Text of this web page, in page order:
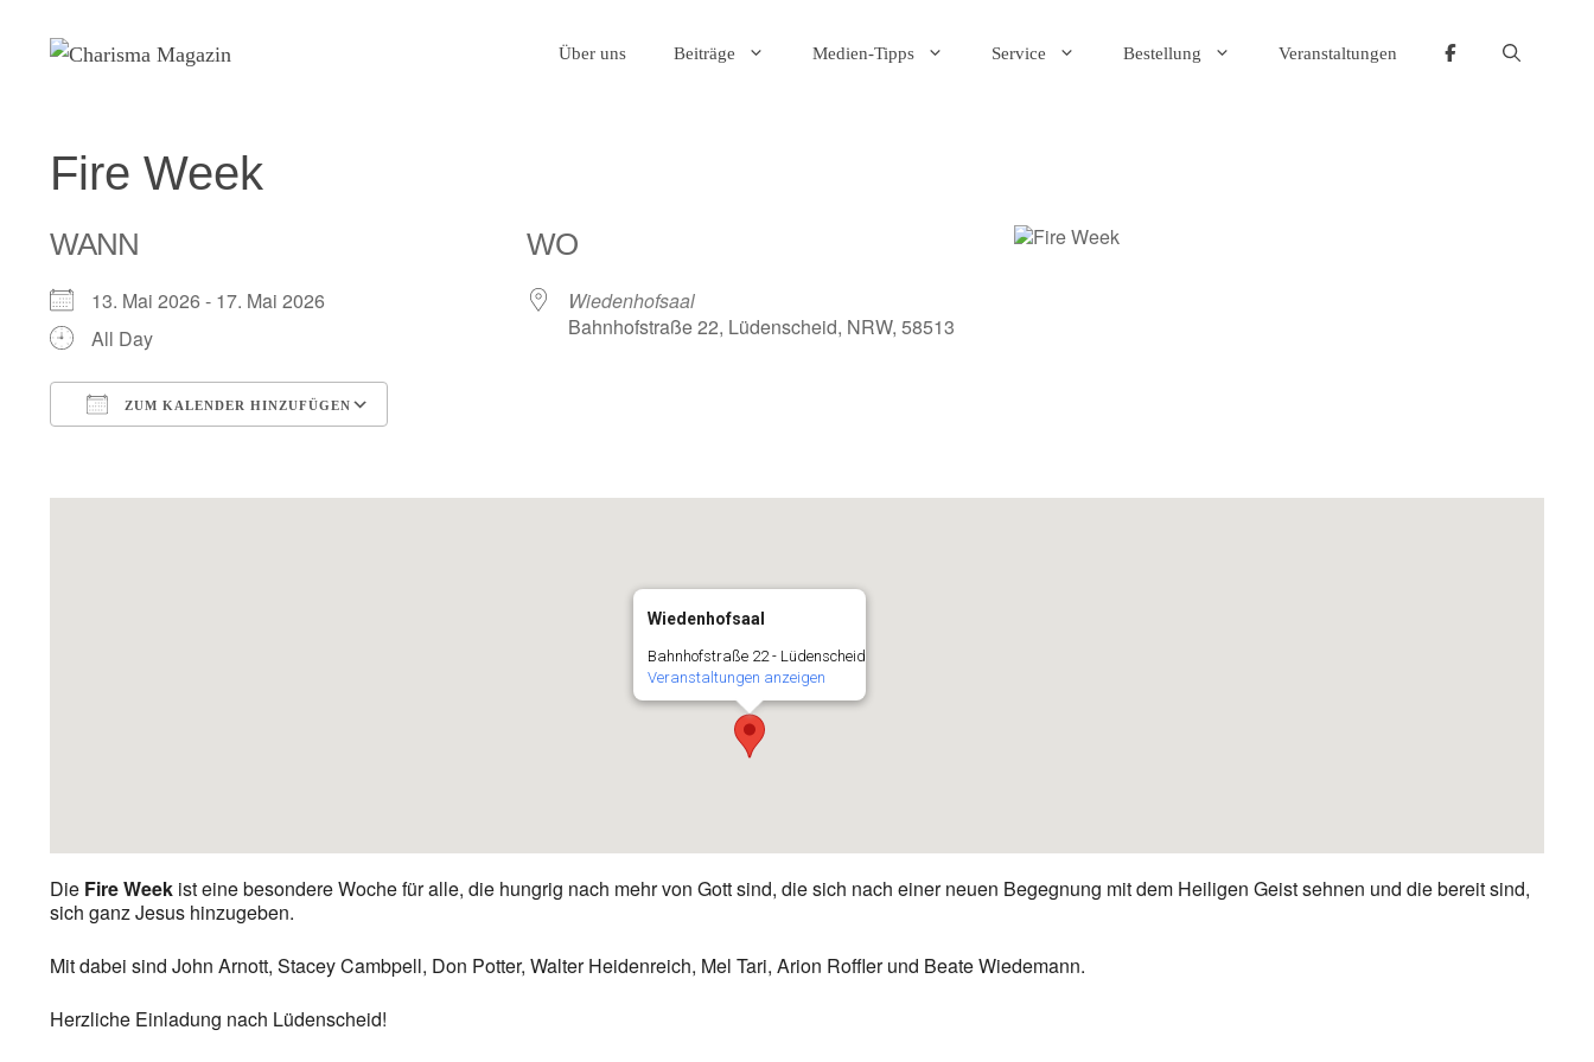
Über uns Beiträge Medien-Tipps Service Bestellung Veranstaltungen
Fire Week
WANN
13. Mai 2026 - 17. Mai 2026
All Day
ZUM KALENDER HINZUFÜGEN
WO
Wiedenhofsaal
Bahnhofstraße 22, Lüdenscheid, NRW, 58513
Wiedenhofsaal
Bahnhofstraße 22 - Lüdenscheid
Veranstaltungen anzeigen
Die Fire Week ist eine besondere Woche für alle, die hungrig nach mehr von Gott sind, die sich nach einer neuen Begegnung mit dem Heiligen Geist sehnen und die bereit sind,
sich ganz Jesus hinzugeben.
Mit dabei sind John Arnott, Stacey Cambpell, Don Potter, Walter Heidenreich, Mel Tari, Arion Roffler und Beate Wiedemann.
Herzliche Einladung nach Lüdenscheid!